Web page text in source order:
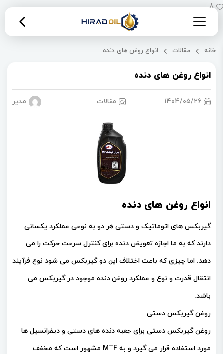
خانه مقالات انواع روغن های دنده
انواع روغن های دنده
۱۴۰۴/۰۵/۲۶ مقالات
8
انواع روغن های دنده
گیربکس های اتوماتیک و دستی هر دو به نوعی عملکرد یکسانی
دارند که به ما اجازه تعویض دنده برای کنترل سرعت حرکت را می
دهد. اما چیزی که باعث اختلاف این دو گیربکس می ­شود نوع فرآیند
انتقال قدرت و نوع و عملکرد روغن دنده موجود در گیربکس می
باشد.
روغن گیربکس دستی
روغن گیربکس دستی برای جعبه دنده های دستی و دیفرانسیل ها
مورد استفاده قرار می گیرد و به MTF مشهور است که مخفف